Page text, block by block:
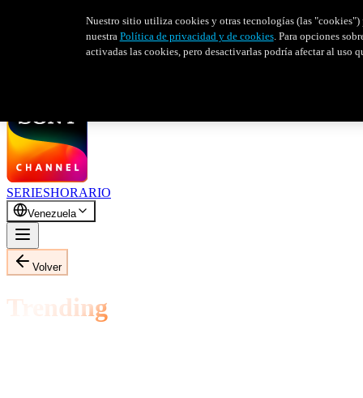
SERIESHORARIO
Venezuela
Volver
Trending
Nuestro sitio utiliza cookies y otras tecnologías (las "cookies")
nuestra Política de privacidad y de cookies. Para opciones
activadas las cookies, pero desactivarlas podría afectar al uso